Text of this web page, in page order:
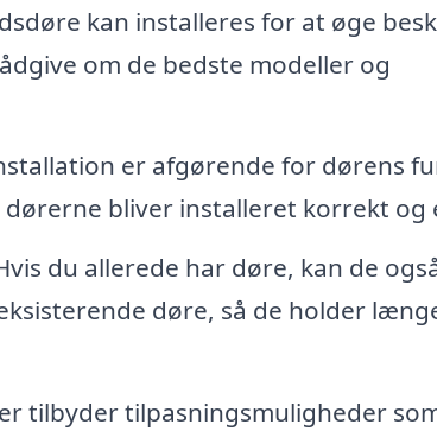
kan installeres for at øge
om de bedste modeller og
er afgørende for dørens
bliver installeret korrekt og
du allerede har døre, kan de
døre, så de holder
tilbyder tilpasningsmuligheder